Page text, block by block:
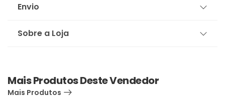
Envio
Sobre a Loja
Mais Produtos Deste Vendedor
Mais Produtos